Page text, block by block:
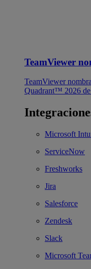
TeamViewer
TeamViewer
Quadrant™ 2026
Microsoft
ServiceNow
Freshworks
Jira
Salesforce
Zendesk
Slack
Microsoft